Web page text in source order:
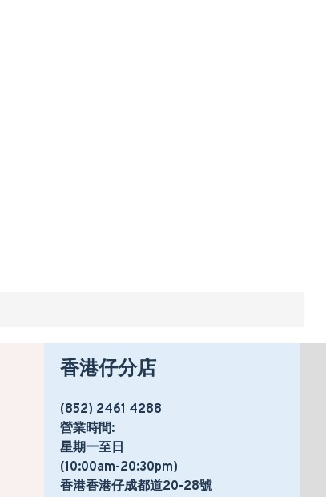
香港仔分店
(852) 2461 4288
營業時間:
星期一至日
(10:00am-20:30pm)
香港香港仔成都道20-28號